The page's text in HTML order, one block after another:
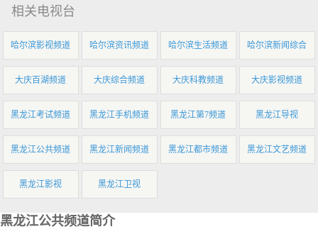
相关电视台
哈尔滨影视频道 哈尔滨资讯频道 哈尔滨生活频道 哈尔滨新闻综合
大庆百湖频道 大庆综合频道 大庆科教频道 大庆影视频道
黑龙江考试频道 黑龙江手机频道 黑龙江第7频道 黑龙江导视
黑龙江公共频道 黑龙江新闻频道 黑龙江都市频道 黑龙江文艺频道
黑龙江影视 黑龙江卫视
黑龙江公共频道简介